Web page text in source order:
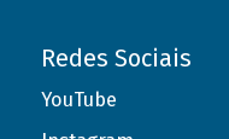
Redes Sociais
YouTube